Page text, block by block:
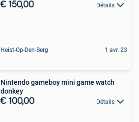
€ 150,00 Détails
Heist-Op-Den-Berg 1 avr. 23
Nintendo gameboy mini game watch
donkey
€ 100,00 Détails